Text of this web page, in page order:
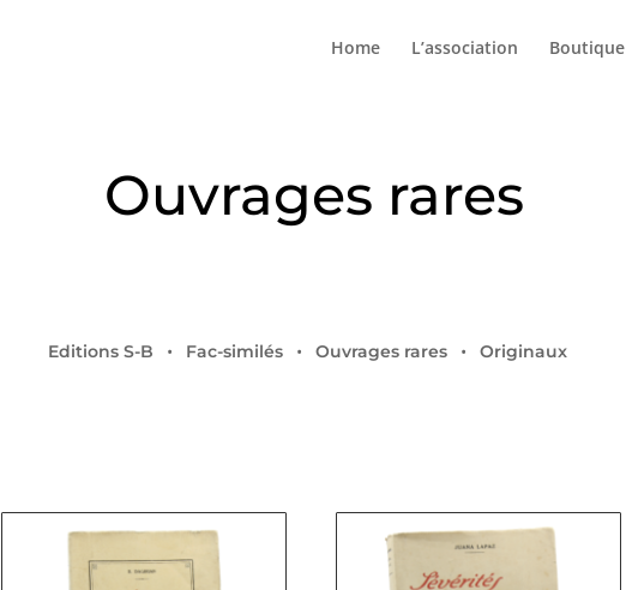
Home L’association Boutique
Ouvrages rares
Editions S-B Fac-similés Ouvrages rares Originaux